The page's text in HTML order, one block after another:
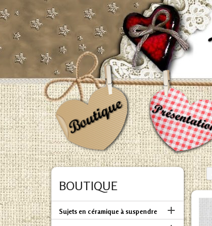
BOUTIQUE
Sujets en céramique à suspendre 